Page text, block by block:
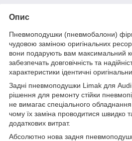
Опис
Пневмоподушки (пневмобалони)
чудовою заміною оригінальних
вони подарують вам максимальний
забезпечать довговічність та
характеристики ідентичні
Задні пневмоподушки Limak для
рішення для ремонту стійки
не вимагає спеціального
чому їх заміна проводитися швидко
додаткових витрат.
Абсолютно нова задня